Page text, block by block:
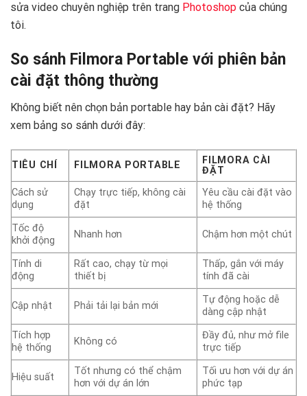
sửa video chuyên nghiệp trên trang Photoshop của chúng
tôi.
So sánh Filmora Portable với phiên bản
cài đặt thông thường
Không biết nên chọn bản portable hay bản cài đặt? Hãy
xem bảng so sánh dưới đây:
TIÊU CHÍ FILMORA PORTABLE
FILMORA CÀI
ĐẶT
Cách sử
dụng
Chạy trực tiếp, không cài
đặt
Yêu cầu cài đặt vào
hệ thống
Tốc độ
khởi động
Nhanh hơn Chậm hơn một chút
Tính di
động
Rất cao, chạy từ mọi
thiết bị
Thấp, gắn với máy
tính đã cài
Cập nhật Phải tải lại bản mới
Tự động hoặc dễ
dàng cập nhật
Tích hợp
hệ thống
Không có
Đầy đủ, như mở file
trực tiếp
Hiệu suất
Tốt nhưng có thể chậm
hơn với dự án lớn
Tối ưu hơn với dự án
phức tạp